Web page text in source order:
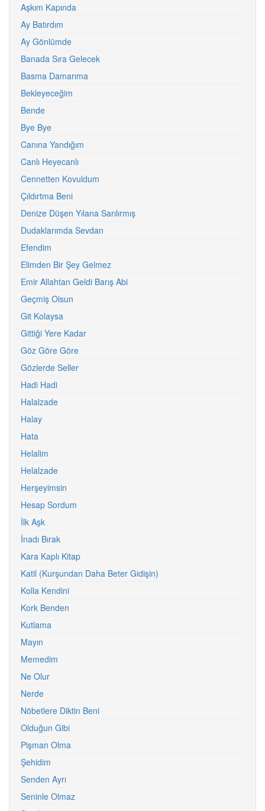
Aşkım Kapında
Ay Batırdım
Ay Gönlümde
Banada Sıra Gelecek
Basma Damarıma
Bekleyeceğim
Bende
Bye Bye
Canına Yandığım
Canlı Heyecanlı
Cennetten Kovuldum
Çıldırtma Beni
Denize Düşen Yılana Sarılırmış
Dudaklarımda Sevdan
Efendim
Elimden Bir Şey Gelmez
Emir Allahtan Geldi Barış Abi
Geçmiş Olsun
Git Kolaysa
Gittiği Yere Kadar
Göz Göre Göre
Gözlerde Seller
Hadi Hadi
Halalzade
Halay
Hata
Helalim
Helalzade
Herşeyimsin
Hesap Sordum
İlk Aşk
İnadı Bırak
Kara Kaplı Kitap
Katil (Kurşundan Daha Beter Gidişin)
Kolla Kendini
Kork Benden
Kutlama
Mayın
Memedim
Ne Olur
Nerde
Nöbetlere Diktin Beni
Olduğun Gibi
Pişman Olma
Şehidim
Senden Ayrı
Seninle Olmaz